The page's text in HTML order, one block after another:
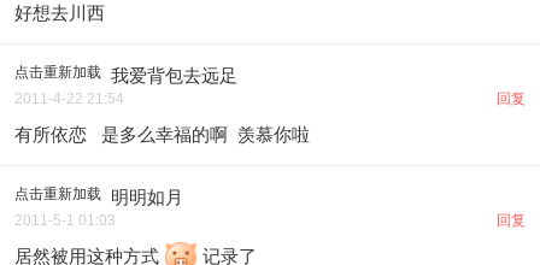
好想去川西
点击重新加载 我爱背包去远足
2011-4-22 21:54 回复
有所依恋 是多么幸福的啊 羡慕你啦
点击重新加载 明明如月
2011-5-1 01:03 回复
居然被用这种方式 记录了